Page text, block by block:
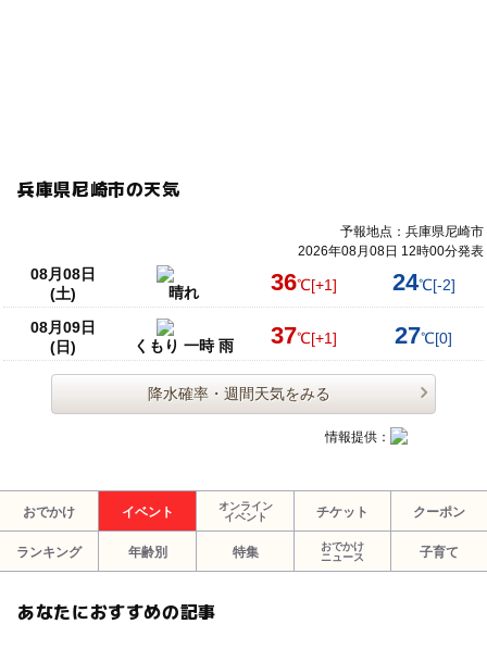
兵庫県尼崎市の天気
予報地点：兵庫県尼崎市
2026年08月08日 12時00分発表
08月08日
(土)
晴れ 36℃[+1] 24℃[-2]
08月09日
(日)
くもり 一時 雨 37℃[+1] 27℃[0]
降水確率・週間天気をみる
情報提供：
おでかけ イベント
オンライン
イベント
チケット クーポン
ランキング 年齢別 特集
おでかけ
ニュース
子育て
あなたにおすすめの記事